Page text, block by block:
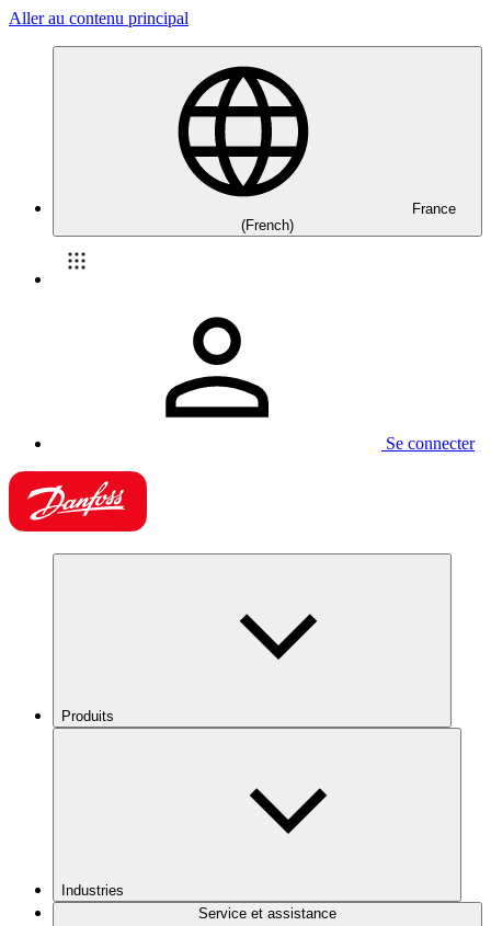
Aller au contenu principal
France
(French)
Se connecter
Produits
Industries
Service et assistance